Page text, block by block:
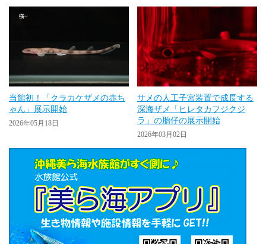
当館初！「クラカケザメの赤ち
ゃん」展示開始
2026年05月18日
サメの人工子宮装置で成長する
深海ザメ「ヒレタカフジクジ
ラ」の胎仔の展示開始
2026年03月02日